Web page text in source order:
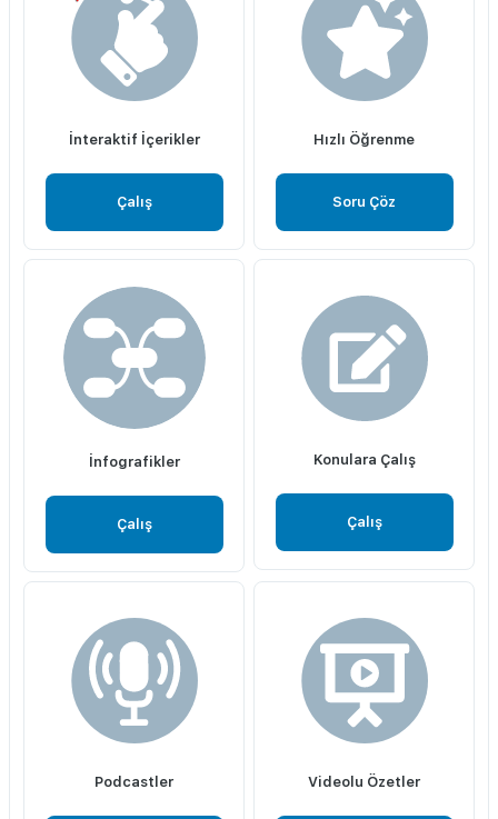
İnteraktif İçerikler
Çalış
Hızlı Öğrenme
Soru Çöz
İnfografikler
Çalış
Konulara Çalış
Çalış
Podcastler Videolu Özetler